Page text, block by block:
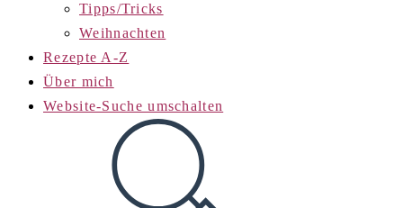
Tipps/Tricks
Weihnachten
Rezepte A-Z
Über mich
Website-Suche umschalten